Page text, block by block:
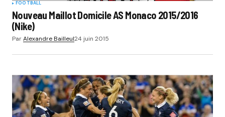
FOOTBALL
Nouveau Maillot Domicile AS Monaco 2015/2016
(Nike)
ParAlexandre Bailleul24 juin 2015